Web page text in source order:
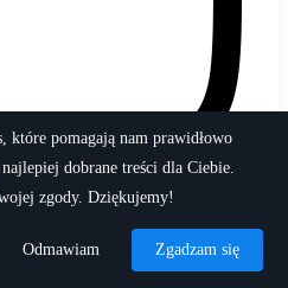
które pomagają nam prawidłowo
dobrane treści dla Ciebie.
zgody. Dziękujemy!
Odmawiam Zgadzam się